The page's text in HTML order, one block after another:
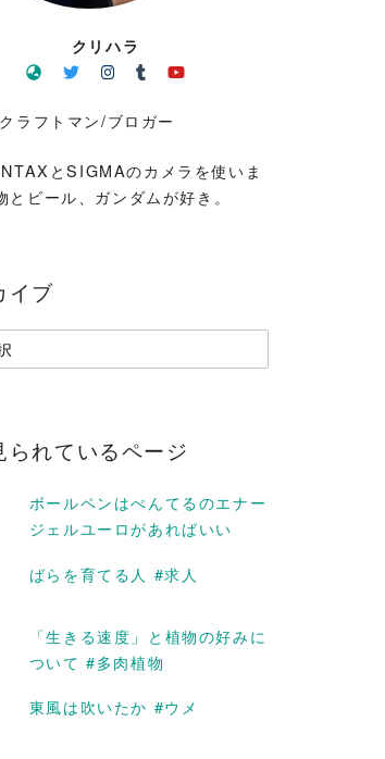
READ MORE
クリハラ
ラフトマン/ブロガー
とSIGMAのカメラを使いま
とビール、ガンダムが好き。
イブ
られているページ
ボールペンはぺんてるのエナー
ジェルユーロがあればいい
ばらを育てる人 #求人
「生きる速度」と植物の好みに
ついて #多肉植物
東風は吹いたか #ウメ